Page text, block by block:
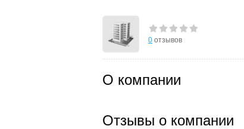
0 отзывов
О компании
Отзывы о компании